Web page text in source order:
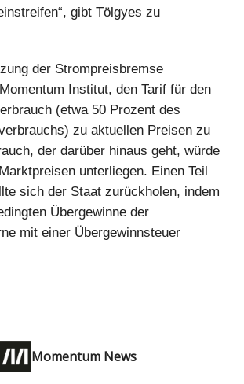
gibt Tölgyes zu
der Strompreisbremse
Institut, den Tarif für den
(etwa 50 Prozent des
zu aktuellen Preisen zu
der darüber hinaus geht, würde
unterliegen. Einen Teil
sich der Staat zurückholen, indem
Übergewinne der
mit einer Übergewinnsteuer
Momentum News